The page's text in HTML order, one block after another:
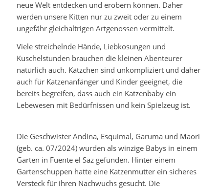
neue Welt entdecken und erobern können. Daher
werden unsere Kitten nur zu zweit oder zu einem
ungefähr gleichaltrigen Artgenossen vermittelt.
Viele streichelnde Hände, Liebkosungen und
Kuschelstunden brauchen die kleinen Abenteurer
natürlich auch. Kätzchen sind unkompliziert und daher
auch für Katzenanfänger und Kinder geeignet, die
bereits begreifen, dass auch ein Katzenbaby ein
Lebewesen mit Bedürfnissen und kein Spielzeug ist.
Die Geschwister Andina, Esquimal, Garuma und Maori
(geb. ca. 07/2024) wurden als winzige Babys in einem
Garten in Fuente el Saz gefunden. Hinter einem
Gartenschuppen hatte eine Katzenmutter ein sicheres
Versteck für ihren Nachwuchs gesucht. Die